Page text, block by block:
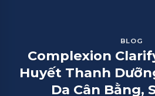
BLOG
Complexion
Huyết Thanh
Da Cân Bằng,